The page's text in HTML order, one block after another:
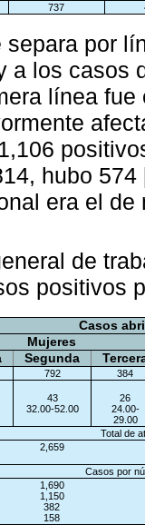
737
separa por
a los casos
línea
hubo
era el de
de
positivos
Casos
Mujeres
Segunda
792
384
43
32.00-52.00
26
24.00-
29.00
Total de
2,659
Casos por
1,690
1,150
382
158